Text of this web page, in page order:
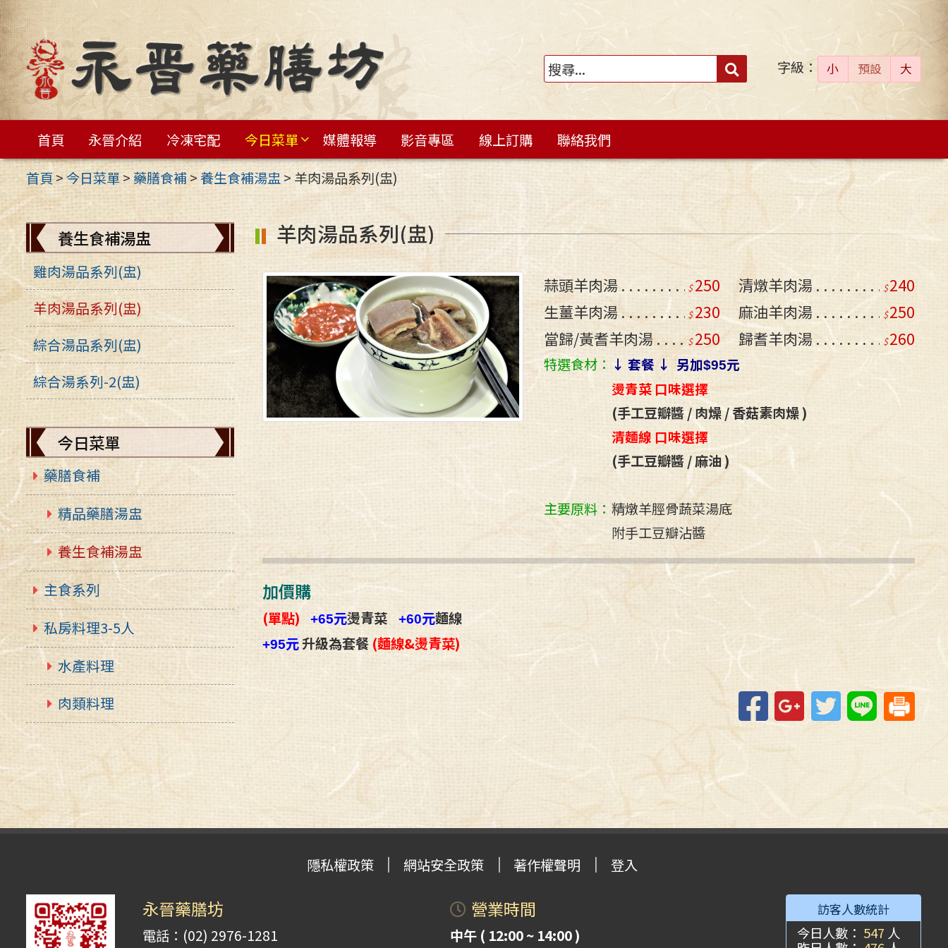
跳
至
主
要
內
區
搜
尋：
送出 字級： 小 預設 大
首頁 永晉介紹 冷凍宅配 今日菜單 媒體報導 影音專區 線上訂購
聯絡我們
首頁>今日菜單>藥膳食補>養生食補湯盅> 羊肉湯品系列(盅)
養生食補湯盅
雞肉湯品系列(盅)
羊肉湯品系列(盅)
綜合湯品系列(盅)
綜合湯系列-2(盅)
今日菜單
藥膳食補
精品藥膳湯盅
養生食補湯盅
主食系列
私房料理3-5人
水產料理
肉類料理
羊肉湯品系列(盅)
蒜頭羊肉湯 250 清燉羊肉湯
240
生薑羊肉湯
230 麻油羊肉湯
250
當歸/黃耆羊肉湯
250 歸耆羊肉湯 260
特選食材： ↓ 套餐 ↓ 另加$95元
燙青菜 口味選擇
(手工豆瓣醬 / 肉燥 / 香菇素肉燥 )
清麵線 口味選擇
(手工豆瓣醬 / 麻油 )
主要原料： 精燉羊脛骨蔬菜湯底
附手工豆瓣沾醬
加價購
(單點) +65元燙青菜 +60元麵線
+95元升級為套餐 (麵線&燙青菜)
FacebookGoogle+TwitterLine
隱私權政策 網站安全政策 著作權聲明 登入
永晉藥膳坊
電話：(02) 2976-1281
營業時間
中午 ( 12:00 ~ 14:00 )
訪客人數統計
今日人數： 547 人